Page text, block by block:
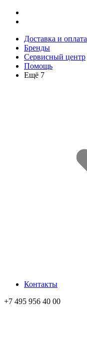
Доставка и оплата
Бренды
Сервисный центр
Помощь
Ещё 7
Контакты
+7 495 956 40 00